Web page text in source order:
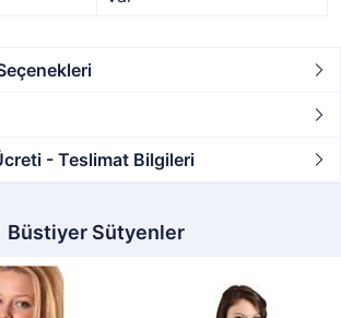
- Teslimat Bilgileri
Büstiyer Sütyenler